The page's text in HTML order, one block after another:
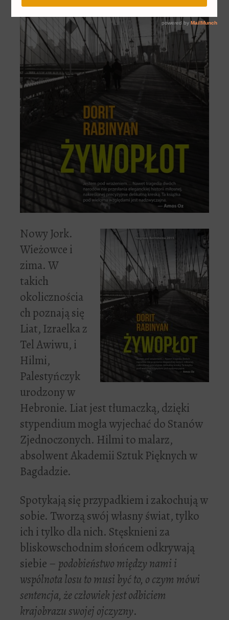
Nowy Jork.
Wieżowce i
zima. W
takich
okolicznościa
ch poznają się
Liat, Izraelka z
Tel Awiwu, i
Hilmi,
Palestyńczyk
urodzony w
Hebronie. Liat jest tłumaczką, dzięki
stypendium mogła wyjechać do Stanów
Zjednoczonych. Hilmi to malarz,
absolwent Akademii Sztuk Pięknych w
Bagdadzie.
Spotykają się przypadkiem i zakochują w
sobie. Tworzą swój własny świat, tylko
ich i tylko dla nich. Stęsknieni za
bliskowschodnim słońcem odkrywają
siebie – podobieństwo między nami i
wspólnota losu to musi być to, o czym mówi
sentencja, że człowiek jest odbiciem
krajobrazu swojej ojczyzny.